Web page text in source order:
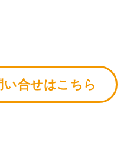
合せはこちら